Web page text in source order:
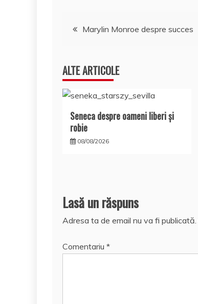
Navigare
articole
Marylin Monroe despre succes
ALTE ARTICOLE
Seneca despre oameni liberi şi
robie
08/08/2026
Lasă un răspuns
Adresa ta de email nu va fi publicată.
Comentariu *